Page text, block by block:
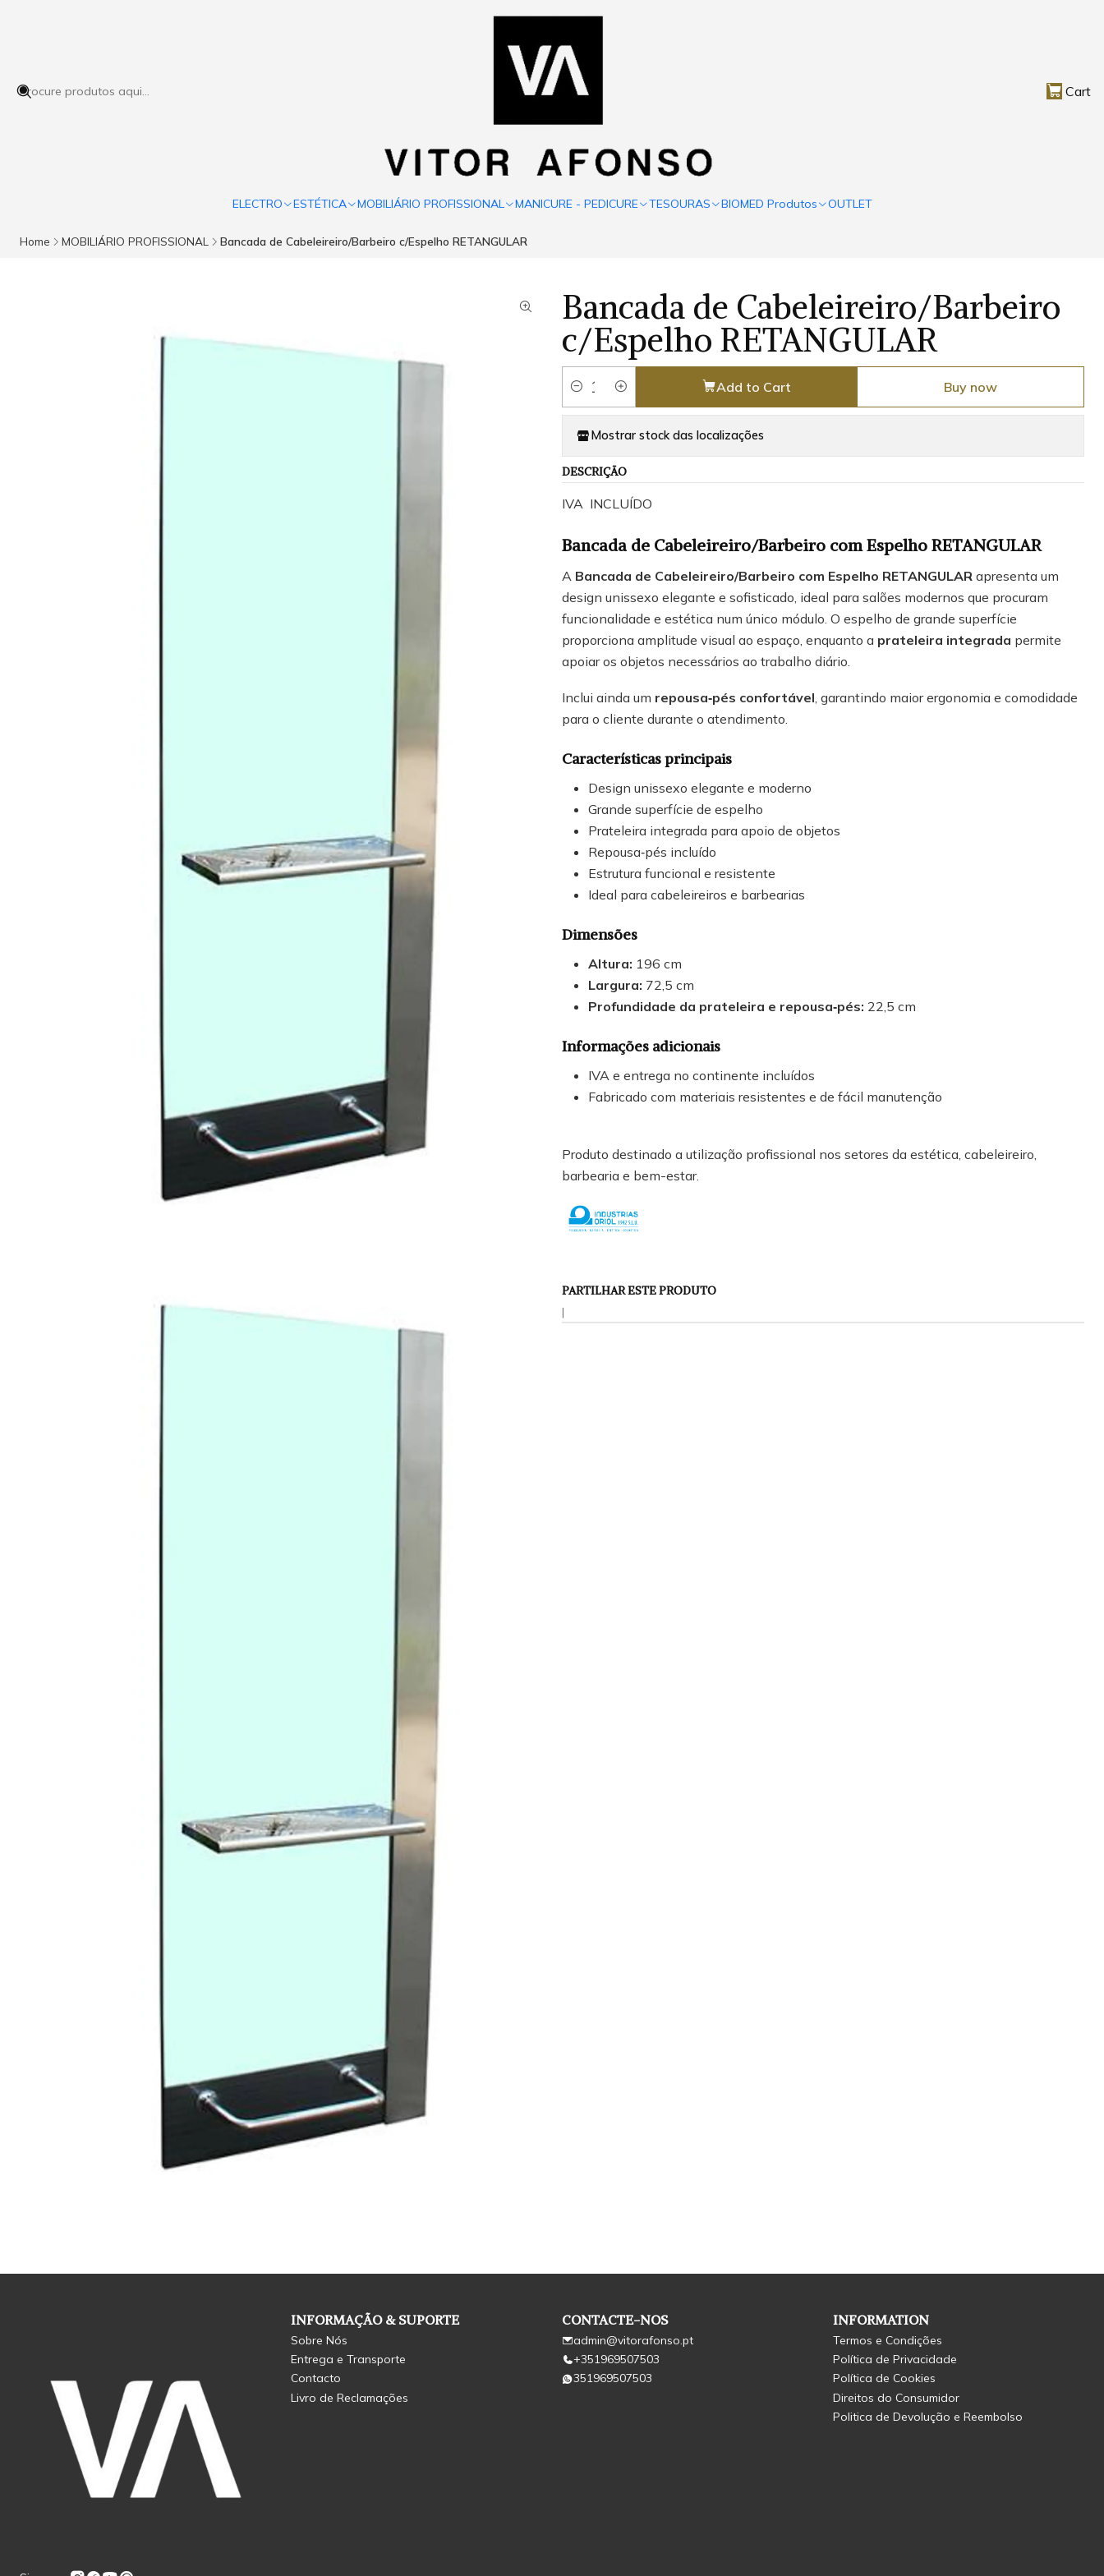
Cart
ELECTRO ESTÉTICA MOBILIÁRIO PROFISSIONAL MANICURE - PEDICURE TESOURAS BIOMED Produtos OUTLET
Home MOBILIÁRIO PROFISSIONAL Bancada de Cabeleireiro/Barbeiro c/Espelho RETANGULAR
Bancada de Cabeleireiro/Barbeiro
c/Espelho RETANGULAR
Quantity
Add to Cart Buy now
Mostrar stock das localizações
DESCRIÇÃO
IVA INCLUÍDO
Bancada de Cabeleireiro/Barbeiro com Espelho RETANGULAR
A Bancada de Cabeleireiro/Barbeiro com Espelho RETANGULAR apresenta um
design unissexo elegante e sofisticado, ideal para salões modernos que procuram
funcionalidade e estética num único módulo. O espelho de grande superfície
proporciona amplitude visual ao espaço, enquanto a prateleira integrada permite
apoiar os objetos necessários ao trabalho diário.
Inclui ainda um repousa‑pés confortável , garantindo maior ergonomia e comodidade
para o cliente durante o atendimento.
Características principais
Design unissexo elegante e moderno
Grande superfície de espelho
Prateleira integrada para apoio de objetos
Repousa‑pés incluído
Estrutura funcional e resistente
Ideal para cabeleireiros e barbearias
Dimensões
Altura: 196 cm
Largura: 72,5 cm
Profundidade da prateleira e repousa‑pés: 22,5 cm
Informações adicionais
IVA e entrega no continente incluídos
Fabricado com materiais resistentes e de fácil manutenção
Produto destinado a utilização profissional nos setores da estética, cabeleireiro,
barbearia e bem-estar.
PARTILHAR ESTE PRODUTO
|
INFORMAÇÃO & SUPORTE
Sobre Nós
Entrega e Transporte
Contacto
Livro de Reclamações
CONTACTE-NOS
admin@vitorafonso.pt
+351969507503
351969507503
INFORMATION
Termos e Condições
Política de Privacidade
Política de Cookies
Direitos do Consumidor
Politica de Devolução e Reembolso